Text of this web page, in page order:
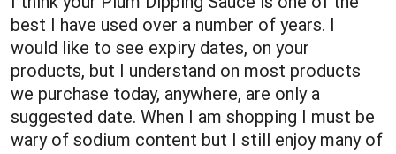
best I have used over a number of years. I
would like to see expiry dates, on your
products, but I understand on most products
we purchase today, anywhere, are only a
suggested date. When I am shopping I must be
wary of sodium content but I still enjoy many of